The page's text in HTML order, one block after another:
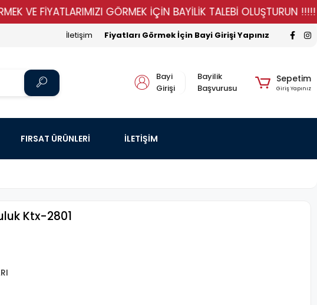
FİYATLARIMIZI GÖRMEK İÇİN BAYİLİK TALEBİ OLUŞTURUN !!!!!
Fiyatları Görmek İçin Bayi Girişi Yapınız
İletişim
Bayi
Girişi
Bayilik
Başvurusu
Sepetim
Giriş Yapınız
FIRSAT ÜRÜNLERİ İLETİŞİM
Ktx-2801